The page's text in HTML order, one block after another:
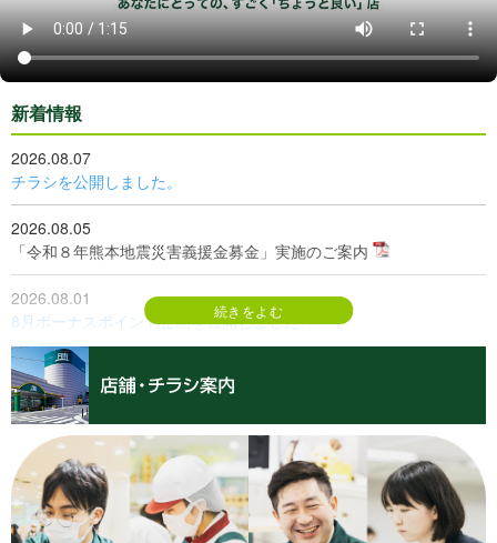
新着情報
2026.08.07
チラシを公開しました。
2026.08.05
「令和８年熊本地震災害義援金募金」実施のご案内
2026.08.01
8月ボーナスポイント企画を公開しました。
2026.08.01
更新情報
旬の料理、
2026.07.15
8月ふれあいクーポン交換キャンペーンのお知らせ
フジ・デリド各店で発行の「ふれあいクーポン」もご利用いただけ
ます。